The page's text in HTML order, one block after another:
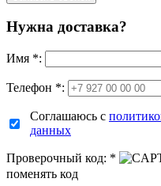
Нужна доставка?
Имя *:
Телефон *:
Соглашаюсь с
данных
Проверочный код: *
поменять код